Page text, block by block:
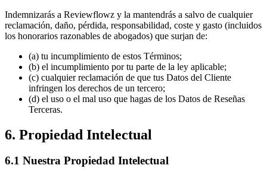
Indemnizarás a Reviewflowz y la mantendrás a salvo de cualquier
reclamación, daño, pérdida, responsabilidad, coste y gasto (incluidos
los honorarios razonables de abogados) que surjan de:
(a) tu incumplimiento de estos Términos;
(b) el incumplimiento por tu parte de la ley aplicable;
(c) cualquier reclamación de que tus Datos del Cliente
infringen los derechos de un tercero;
(d) el uso o el mal uso que hagas de los Datos de Reseñas
Terceras.
6. Propiedad Intelectual
6.1 Nuestra Propiedad Intelectual